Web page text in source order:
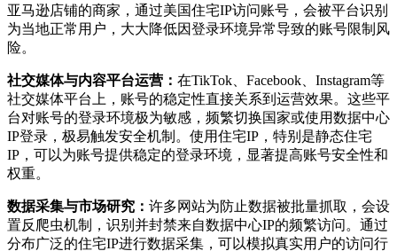
亚马逊店铺的商家，通过美国住宅IP访问账号，会被平台识别
为当地正常用户，大大降低因登录环境异常导致的账号限制风
险。
社交媒体与内容平台运营： 在TikTok、Facebook、Instagram等
社交媒体平台上，账号的稳定性直接关系到运营效果。这些平
台对账号的登录环境极为敏感，频繁切换国家或使用数据中心
IP登录，极易触发安全机制。使用住宅IP，特别是静态住宅
IP，可以为账号提供稳定的登录环境，显著提高账号安全性和
权重。
数据采集与市场研究： 许多网站为防止数据被批量抓取，会设
置反爬虫机制，识别并封禁来自数据中心IP的频繁访问。通过
分布广泛的住宅IP进行数据采集，可以模拟真实用户的访问行